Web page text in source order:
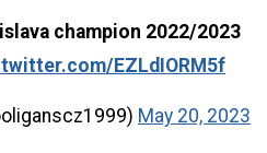
champion 2022/2023
EZLdIORM5f
May 20, 2023